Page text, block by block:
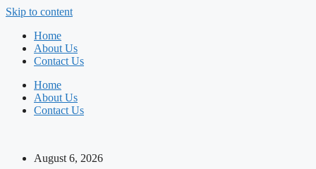
Skip to content
Home
About Us
Contact Us
Home
About Us
Contact Us
August 6, 2026